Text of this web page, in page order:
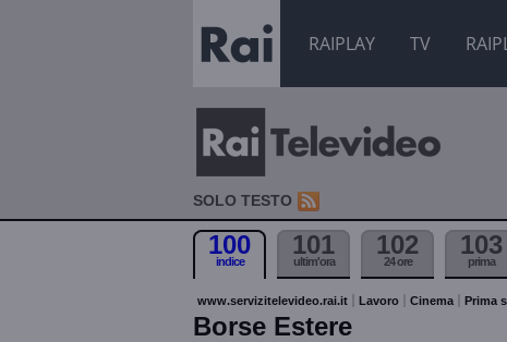
RAIPLAY TV
SOLO TESTO
100
indice
101
ultim'ora
102
24 ore
103
prima
www.servizitelevideo.rai.it Lavoro Cinema Prima
Borse Estere